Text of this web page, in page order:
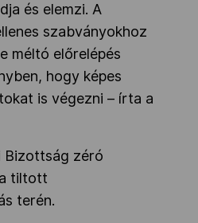
és elemzi. A
szabványokhoz
méltó előrelépés
hogy képes
is végezni – írta a
Bizottság zéró
tiltott
terén.